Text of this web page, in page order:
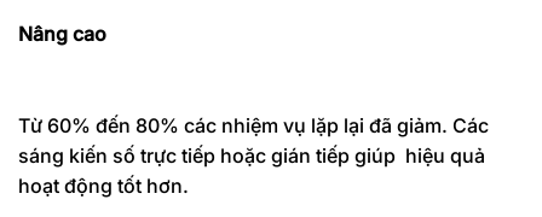
Nâng cao
Từ 60% đến 80% các nhiệm vụ lặp lại đã giảm. Các
sáng kiến số trực tiếp hoặc gián tiếp giúp hiệu quả
hoạt động tốt hơn.